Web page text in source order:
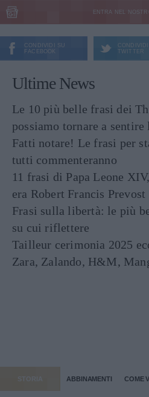
ENTRA NEL
CONDIVIDI SU
FACEBOOK
TWITTER
Ultime News
Le 10 più belle frasi dei
possiamo tornare a sentire
Fatti notare! Le frasi per
tutti commenteranno
11 frasi di Papa Leone
era Robert Francis Prevost
Frasi sulla libertà: le più
su cui riflettere
Tailleur cerimonia 2025
Zara, Zalando, H&M,
STORIA ABBINAMENTI COME